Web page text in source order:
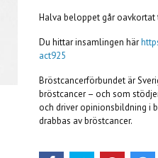
Halva beloppet går
Du hittar insamlingen här
act925
Bröstcancerförbundet är
bröstcancer – och som
och driver opinionsbildning i
drabbas av bröstcancer.